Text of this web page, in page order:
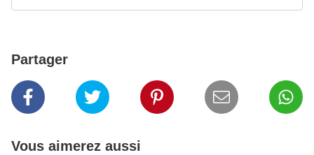
Partager
Vous aimerez aussi